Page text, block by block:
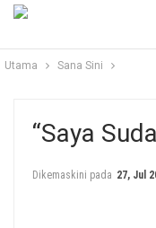
Utama Sana Sini
“Saya
Dikemaskini pada 27, Jul